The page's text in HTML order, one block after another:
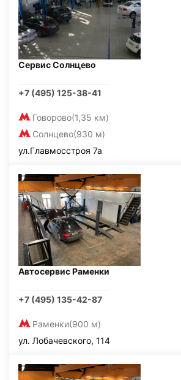
Сервис Солнцево
+7 (495) 125-38-41
Говорово(1,35 км)
Солнцево(930 м)
ул.Главмосстроя 7а
Автосервис Раменки
+7 (495) 135-42-87
Раменки(900 м)
ул. Лобачевского, 114